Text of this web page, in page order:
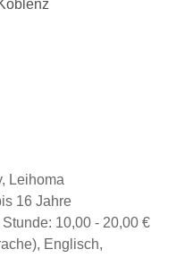
Leihoma
16 Jahre
10,00 - 20,00 €
Englisch,